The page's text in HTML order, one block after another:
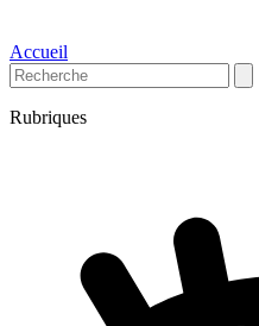
Accueil
Rubriques